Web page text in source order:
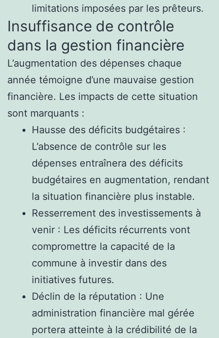
limitations imposées par les prêteurs.
Insuffisance de contrôle
dans la gestion financière
L’augmentation des dépenses chaque
année témoigne d’une mauvaise gestion
financière. Les impacts de cette situation
sont marquants :
Hausse des déficits budgétaires :
L’absence de contrôle sur les
dépenses entraînera des déficits
budgétaires en augmentation, rendant
la situation financière plus instable.
Resserrement des investissements à
venir : Les déficits récurrents vont
compromettre la capacité de la
commune à investir dans des
initiatives futures.
Déclin de la réputation : Une
administration financière mal gérée
portera atteinte à la crédibilité de la